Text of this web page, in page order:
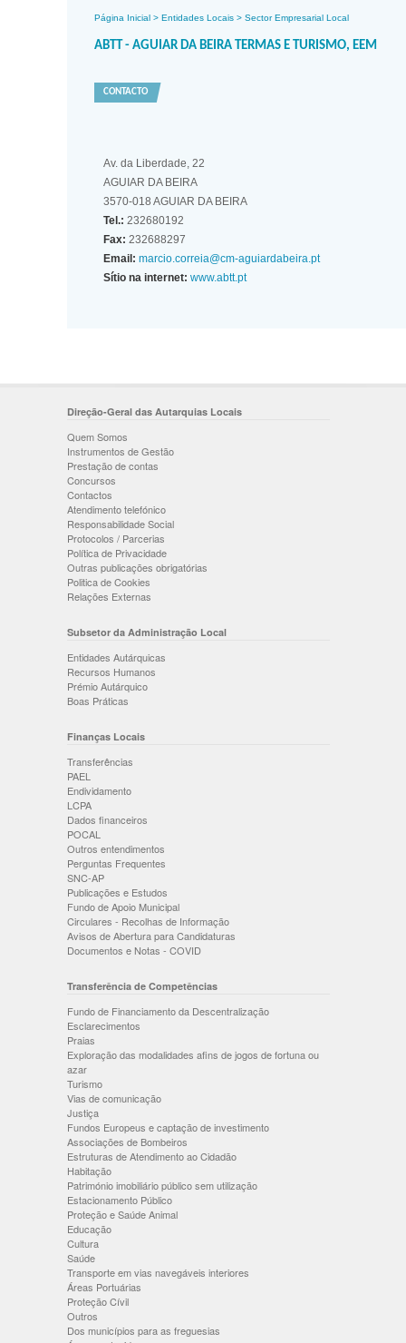
Página Inicial > Entidades Locais > Sector Empresarial Local
ABTT - AGUIAR DA BEIRA TERMAS E TURISMO, EEM
CONTACTO
Av. da Liberdade, 22
AGUIAR DA BEIRA
3570-018 AGUIAR DA BEIRA
Tel.: 232680192
Fax: 232688297
Email: marcio.correia@cm-aguiardabeira.pt
Sítio na internet: www.abtt.pt
Direção-Geral das Autarquias Locais
Quem Somos
Instrumentos de Gestão
Prestação de contas
Concursos
Contactos
Atendimento telefónico
Responsabilidade Social
Protocolos / Parcerias
Política de Privacidade
Outras publicações obrigatórias
Politica de Cookies
Relações Externas
Subsetor da Administração Local
Entidades Autárquicas
Recursos Humanos
Prémio Autárquico
Boas Práticas
Finanças Locais
Transferências
PAEL
Endividamento
LCPA
Dados financeiros
POCAL
Outros entendimentos
Perguntas Frequentes
SNC-AP
Publicações e Estudos
Fundo de Apoio Municipal
Circulares - Recolhas de Informação
Avisos de Abertura para Candidaturas
Documentos e Notas - COVID
Transferência de Competências
Fundo de Financiamento da Descentralização
Esclarecimentos
Praias
Exploração das modalidades afins de jogos de fortuna ou
azar
Turismo
Vias de comunicação
Justiça
Fundos Europeus e captação de investimento
Associações de Bombeiros
Estruturas de Atendimento ao Cidadão
Habitação
Património imobiliário público sem utilização
Estacionamento Público
Proteção e Saúde Animal
Educação
Cultura
Saúde
Transporte em vias navegáveis interiores
Áreas Portuárias
Proteção Cívil
Outros
Dos municípios para as freguesias